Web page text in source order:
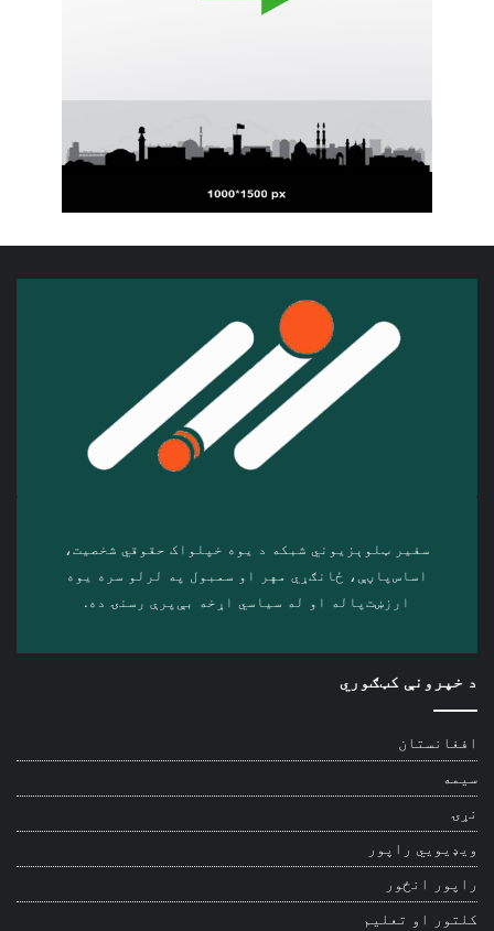
سفیر ټلوېزیوني شبکه د‎ یوه خپلواک حقوقي شخصیت،
اساس‌پاڼې، ځانګړي مهر او سمبول په لرلو سره ‎یوه
ارزښت‌پاله او ‎له سیاسي اړخه بې‌پرې رسنۍ ده.
د خپرونې کټګوري
افغانستان
سیمه
نړۍ
ویډیويي راپور
راپور انځور
کلتور او تعلیم